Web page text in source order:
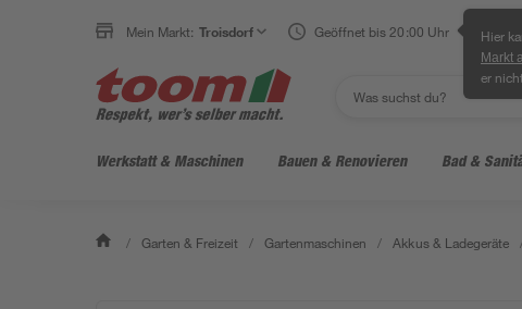
Mein Markt: Troisdorf Geöffnet bis 20:00 Uhr Hier
Markt
er
Werkstatt & Maschinen Bauen & Renovieren Bad &
/ Garten & Freizeit / Gartenmaschinen / Akkus & Ladegeräte